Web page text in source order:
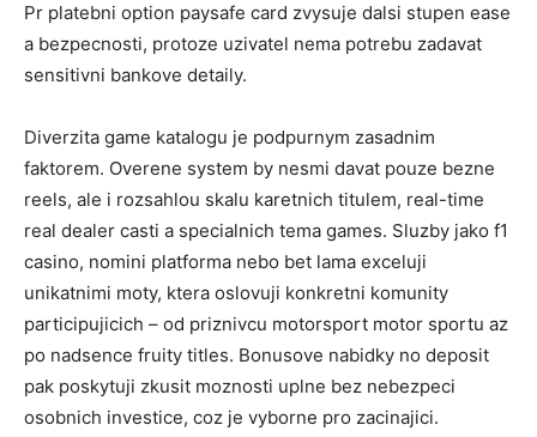
Pr platebni option paysafe card zvysuje dalsi stupen ease
a bezpecnosti, protoze uzivatel nema potrebu zadavat
sensitivni bankove detaily.
Diverzita game katalogu je podpurnym zasadnim
faktorem. Overene system by nesmi davat pouze bezne
reels, ale i rozsahlou skalu karetnich titulem, real-time
real dealer casti a specialnich tema games. Sluzby jako f1
casino, nomini platforma nebo bet lama exceluji
unikatnimi moty, ktera oslovuji konkretni komunity
participujicich – od priznivcu motorsport motor sportu az
po nadsence fruity titles. Bonusove nabidky no deposit
pak poskytuji zkusit moznosti uplne bez nebezpeci
osobnich investice, coz je vyborne pro zacinajici.